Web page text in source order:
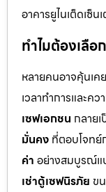
อาคารยูไนเต็ดเซ็น
ทำไมต้องเลื
หลายคนอาจคุ้นเค
เวลาทำการและค
เซฟเอกชน กลาย
มั่นคง ที่ตอบโจทย์
ค่า อย่างสมบูรณ์แ
เช่าตู้เซฟนิรภัย ข